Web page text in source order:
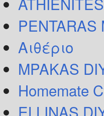
PENTARAS
Αιθέριο
MPAKAS
Homemate
ELLINAS